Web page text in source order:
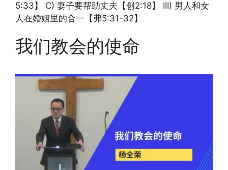
5:33】 C) 妻子要帮助丈夫【创2:18】 III) 男人和女
人在婚姻里的合一【弗5:31-32】
我们教会的使命